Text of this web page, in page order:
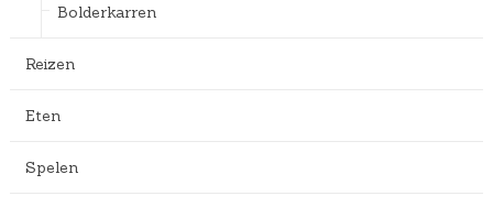
Bolderkarren
Reizen
Eten
Spelen